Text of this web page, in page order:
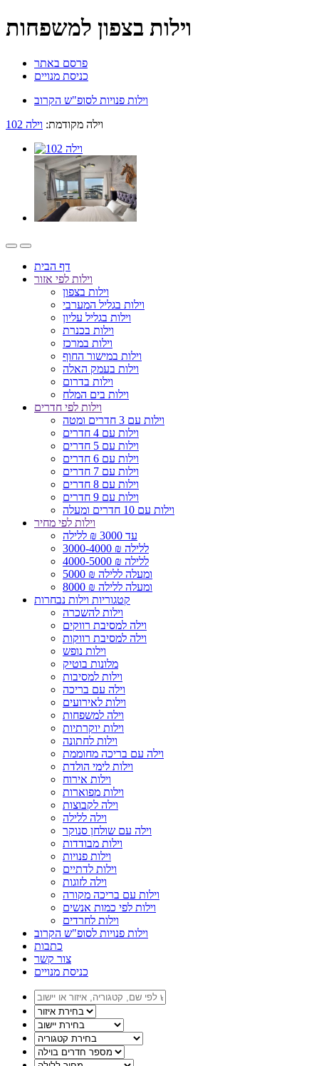
וילות בצפון למשפחות
פרסם באתר
כניסת מנויים
וילות פנויות לסופ"ש הקרוב
וילה מקודמת: וילה 102
דף הבית
וילות לפי אזור
וילות בצפון
וילות בגליל המערבי
וילות בגליל עליון
וילות בכנרת
וילות במרכז
וילות במישור החוף
וילות בעמק האלה
וילות בדרום
וילות בים המלח
וילות לפי חדרים
וילות עם 3 חדרים ומטה
וילות עם 4 חדרים
וילות עם 5 חדרים
וילות עם 6 חדרים
וילות עם 7 חדרים
וילות עם 8 חדרים
וילות עם 9 חדרים
וילות עם 10 חדרים ומעלה
וילות לפי מחיר
עד 3000 ₪ ללילה
3000-4000 ₪ ללילה
4000-5000 ₪ ללילה
5000 ₪ ומעלה ללילה
8000 ₪ ומעלה ללילה
קטגוריות וילות נבחרות
וילות להשכרה
וילה למסיבת רווקים
וילה למסיבת רווקות
וילות נופש
מלונות בוטיק
וילות למסיבות
וילה עם בריכה
וילות לאירועים
וילה למשפחות
וילות יוקרתיות
וילות לחתונה
וילה עם בריכה מחוממת
וילות לימי הולדת
וילות אירוח
וילות מפוארות
וילה לקבוצות
וילה ללילה
וילה עם שולחן סנוקר
וילות מבודדות
וילות פנויות
וילות לדתיים
וילה לזוגות
וילות עם בריכה מקורה
וילות לפי כמות אנשים
וילות לחרדים
וילות פנויות לסופ"ש הקרוב
כתבות
צור קשר
כניסת מנויים